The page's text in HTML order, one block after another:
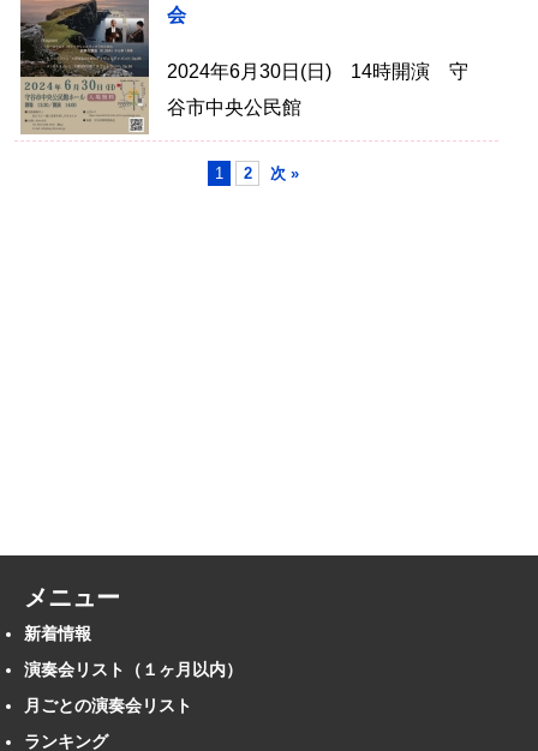
会
2024年6月30日(日) 14時開演 守
谷市中央公民館
1 2 次 »
メニュー
新着情報
演奏会リスト（１ヶ月以内）
月ごとの演奏会リスト
ランキング